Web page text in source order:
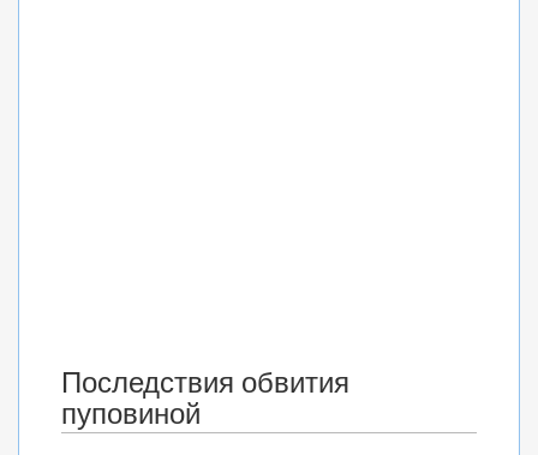
Последствия обвития
пуповиной